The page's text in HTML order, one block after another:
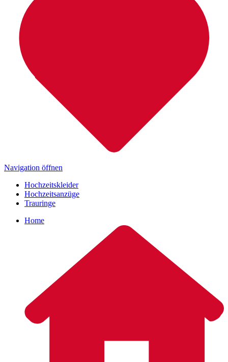
Navigation öffnen
Hochzeitskleider
Hochzeitsanzüge
Trauringe
Home